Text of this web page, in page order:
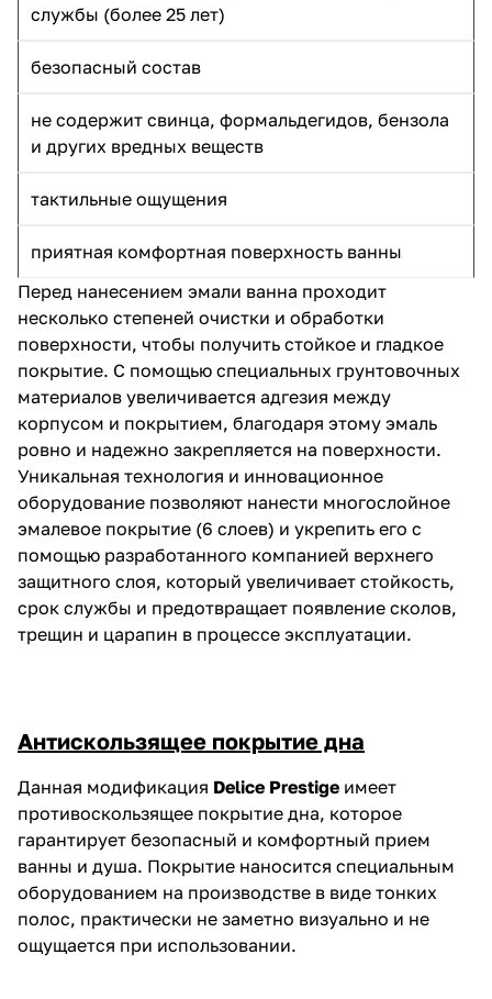
службы (более 25 лет)
безопасный состав
не содержит свинца, формальдегидов, бензола
и других вредных веществ
тактильные ощущения
приятная комфортная поверхность ванны
Перед нанесением эмали ванна проходит
несколько степеней очистки и обработки
поверхности, чтобы получить стойкое и гладкое
покрытие. С помощью специальных грунтовочных
материалов увеличивается адгезия между
корпусом и покрытием, благодаря этому эмаль
ровно и надежно закрепляется на поверхности.
Уникальная технология и инновационное
оборудование позволяют нанести многослойное
эмалевое покрытие (6 слоев) и укрепить его с
помощью разработанного компанией верхнего
защитного слоя, который увеличивает стойкость,
срок службы и предотвращает появление сколов,
трещин и царапин в процессе эксплуатации.
Антискользящее покрытие дна
Данная модификация Delice Prestige имеет
противоскользящее покрытие дна, которое
гарантирует безопасный и комфортный прием
ванны и душа. Покрытие наносится специальным
оборудованием на производстве в виде тонких
полос, практически не заметно визуально и не
ощущается при использовании.